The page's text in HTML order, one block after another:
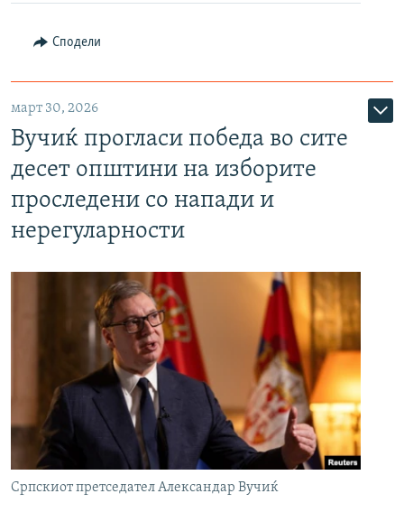
Сподели
март 30, 2026
Вучиќ прогласи победа во сите
десет општини на изборите
проследени со напади и
нерегуларности
Српскиот претседател Александар Вучиќ